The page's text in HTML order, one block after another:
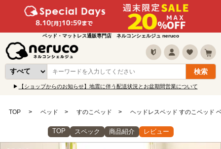
ベッド・マットレス通販専門店 ネルコンシェルジュ neruco
【ショップからのお知らせ】地震に伴う配送状況とお盆期間営業について
TOP ベッド すのこベッド ヘッドレスベッド すのこベッド
TOP スペック 商品紹介 レビュー